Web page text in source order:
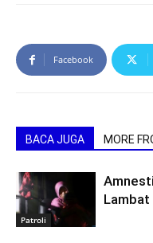
Facebook
BACA JUGA MORE
Patroli
Lambat